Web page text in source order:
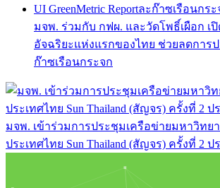
UI GreenMetric Reportละก๊าซเรือนกร
มจพ. ร่วมกับ กฟผ. และวัดโพธิ์เผือก เปิ
อัจฉริยะแห่งแรกของไทย ช่วยลดการ
ก๊าซเรือนกระจก
มจพ. เข้าร่วมการประชุมเครือข่ายมหาวิทย
ประเทศไทย Sun Thailand (สัญจร) ครั้งที่ 2 ป